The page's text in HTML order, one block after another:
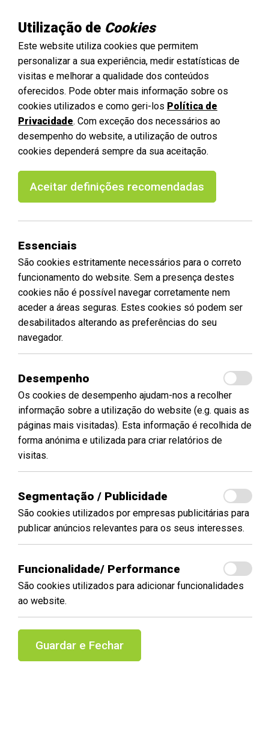
Utilização de Cookies
Este website utiliza cookies que permitem
personalizar a sua experiência, medir estatísticas de
visitas e melhorar a qualidade dos conteúdos
oferecidos. Pode obter mais informação sobre os
cookies utilizados e como geri-los Política de
Privacidade. Com exceção dos necessários ao
desempenho do website, a utilização de outros
cookies dependerá sempre da sua aceitação.
Aceitar definições recomendadas
Essenciais
São cookies estritamente necessários para o correto
funcionamento do website. Sem a presença destes
cookies não é possível navegar corretamente nem
aceder a áreas seguras. Estes cookies só podem ser
desabilitados alterando as preferências do seu
navegador.
Desempenho
Os cookies de desempenho ajudam-nos a recolher
informação sobre a utilização do website (e.g. quais as
páginas mais visitadas). Esta informação é recolhida de
forma anónima e utilizada para criar relatórios de
visitas.
Segmentação / Publicidade
São cookies utilizados por empresas publicitárias para
publicar anúncios relevantes para os seus interesses.
Funcionalidade/ Performance
São cookies utilizados para adicionar funcionalidades
ao website.
Guardar e Fechar